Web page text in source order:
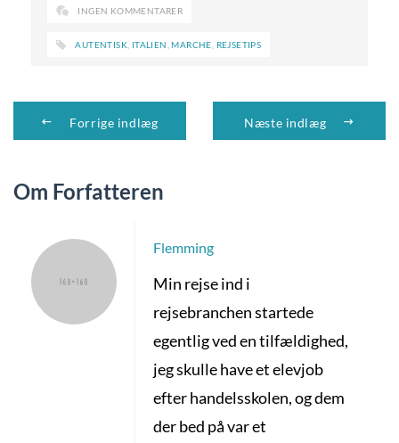
INGEN KOMMENTARER
AUTENTISK ITALIEN ,MARCHE REJSETIPS
Forrige indlæg Næste indlæg
Om Forfatteren
Flemming
Min rejse ind i
rejsebranchen startede
egentlig ved en tilfældighed,
jeg skulle have et elevjob
efter handelsskolen, og dem
der bed på var et